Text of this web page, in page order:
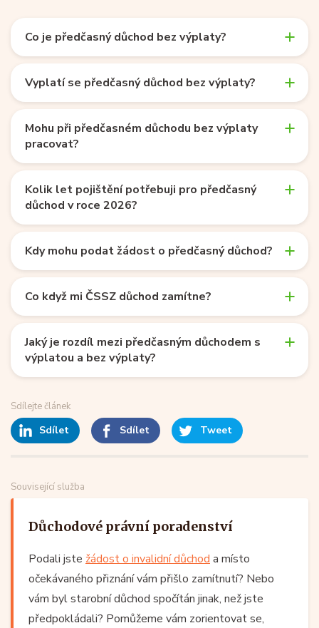
Co je předčasný důchod bez výplaty?
Vyplatí se předčasný důchod bez výplaty?
Mohu při předčasném důchodu bez výplaty
pracovat?
Kolik let pojištění potřebuji pro předčasný
důchod v roce 2026?
Kdy mohu podat žádost o předčasný důchod?
Co když mi ČSSZ důchod zamítne?
Jaký je rozdíl mezi předčasným důchodem s
výplatou a bez výplaty?
Sdílejte článek
Sdílet Sdílet Tweet
Související služba
Důchodové právní poradenství
Podali jste žádost o invalidní důchod a místo
očekávaného přiznání vám přišlo zamítnutí? Nebo
vám byl starobní důchod spočítán jinak, než jste
předpokládali? Pomůžeme vám zorientovat se,